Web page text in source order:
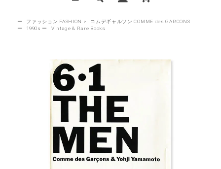
ー ファッション FASHION >
コムデギャルソン COMME des GARCONS
ー
1990s ー Vintage & Rare Books